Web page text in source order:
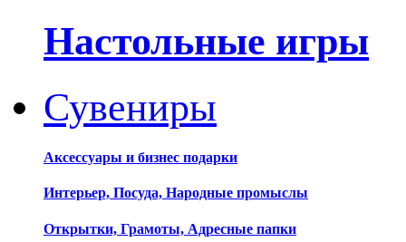
Настольные игры
Сувениры
Аксессуары и бизнес подарки
Интерьер, Посуда, Народные промыслы
Открытки, Грамоты, Адресные папки